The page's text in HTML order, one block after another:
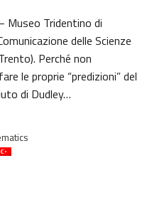
Museo Tridentino di
delle Scienze
Perché non
le proprie “predizioni” del
di Dudley…